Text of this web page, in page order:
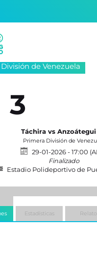
de Venezuela
3
Táchira vs Anzoátegui
Primera División de
29-01-2026 - 17:00
Finalizado
Estadio Polideportivo de
Estadísticas Relato